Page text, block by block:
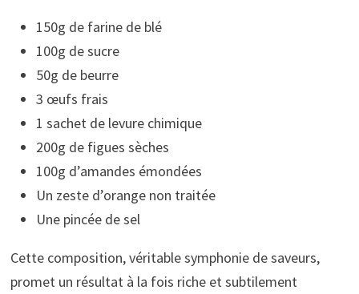
150g de farine de blé
100g de sucre
50g de beurre
3 œufs frais
1 sachet de levure chimique
200g de figues sèches
100g d’amandes émondées
Un zeste d’orange non traitée
Une pincée de sel
Cette composition, véritable symphonie de saveurs,
promet un résultat à la fois riche et subtilement